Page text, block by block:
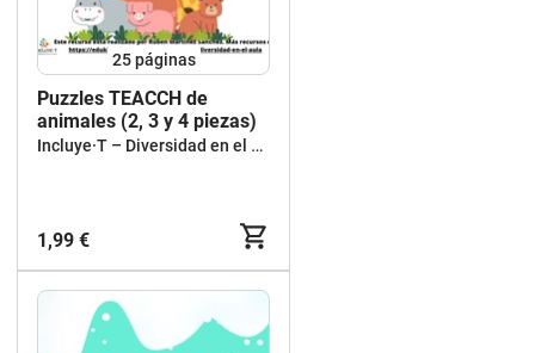
25páginas
Puzzles TEACCH de
animales (2, 3 y 4 piezas)
Incluye·T – Diversidad en el aula
1,99 €